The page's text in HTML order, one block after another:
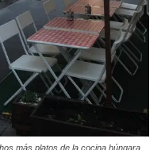
más platos de la cocina húngara